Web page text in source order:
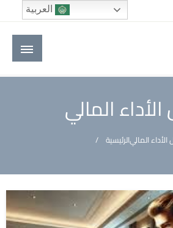
الفنادق في العالم العربي
الأداء المالي
الرئيسيةالأداء المالي
العربية